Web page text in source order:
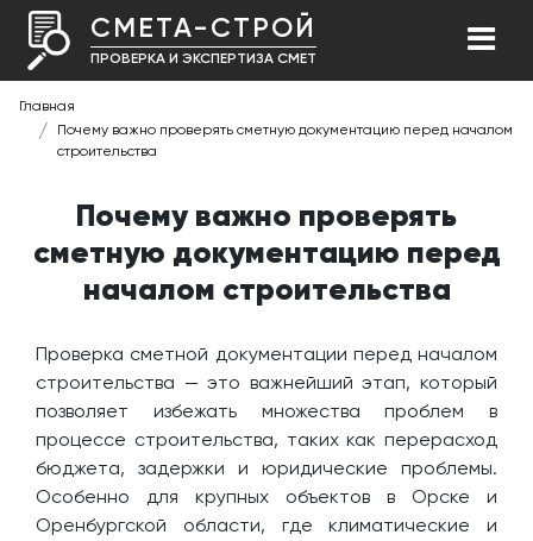
СМЕТА-СТРОЙ
ПРОВЕРКА И ЭКСПЕРТИЗА СМЕТ
Главная
Почему важно проверять сметную документацию перед началом
строительства
Почему важно проверять
сметную документацию перед
началом строительства
Проверка сметной документации перед началом
строительства — это важнейший этап, который
позволяет избежать множества проблем в
процессе строительства, таких как перерасход
бюджета, задержки и юридические проблемы.
Особенно для крупных объектов в Орске и
Оренбургской области, где климатические и